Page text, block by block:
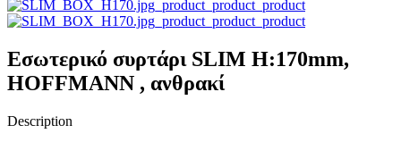
Εσωτερικό συρτάρι SLIM H:170mm,
HOFFMANN , ανθρακί
Description